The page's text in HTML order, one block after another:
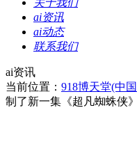
关于我们
ai资讯
ai动态
联系我们
ai资讯
当前位置： 918博天堂(中
制了新一集《超凡蜘蛛侠